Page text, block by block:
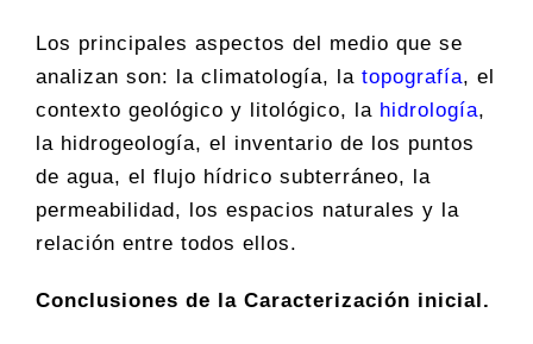
Los principales aspectos del medio que se
analizan son: la climatología, la topografía, el
contexto geológico y litológico, la hidrología,
la hidrogeología, el inventario de los puntos
de agua, el flujo hídrico subterráneo, la
permeabilidad, los espacios naturales y la
relación entre todos ellos.
Conclusiones de la Caracterización inicial.